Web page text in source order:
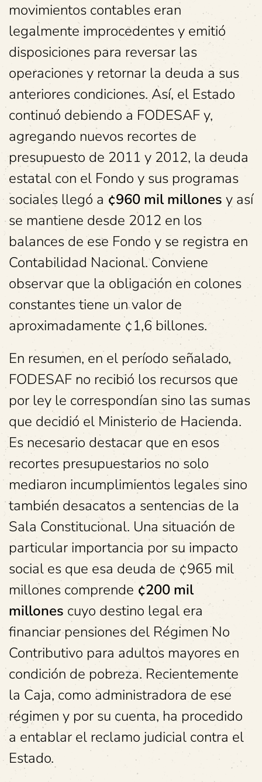
movimientos contables eran
legalmente improcedentes y emitió
disposiciones para reversar las
operaciones y retornar la deuda a sus
anteriores condiciones. Así, el Estado
continuó debiendo a FODESAF y,
agregando nuevos recortes de
presupuesto de 2011 y 2012, la deuda
estatal con el Fondo y sus programas
sociales llegó a¢960 mil millones y así
se mantiene desde 2012 en los
balances de ese Fondo y se registra en
Contabilidad Nacional. Conviene
observar que la obligación en colones
constantes tiene un valor de
aproximadamente ¢1,6 billones.
En resumen, en el período señalado,
FODESAF no recibió los recursos que
por ley le correspondían sino las sumas
que decidió el Ministerio de Hacienda.
Es necesario destacar que en esos
recortes presupuestarios no solo
mediaron incumplimientos legales sino
también desacatos a sentencias de la
Sala Constitucional. Una situación de
particular importancia por su impacto
social es que esa deuda de ¢965 mil
millones comprende ¢200 mil
millones cuyo destino legal era
financiar pensiones del Régimen No
Contributivo para adultos mayores en
condición de pobreza. Recientemente
la Caja, como administradora de ese
régimen y por su cuenta, ha procedido
a entablar el reclamo judicial contra el
Estado.